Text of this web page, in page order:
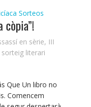
Sorteos
còpia”!
en sèrie, III
sorteig literari
Que Un libro no
Comencem